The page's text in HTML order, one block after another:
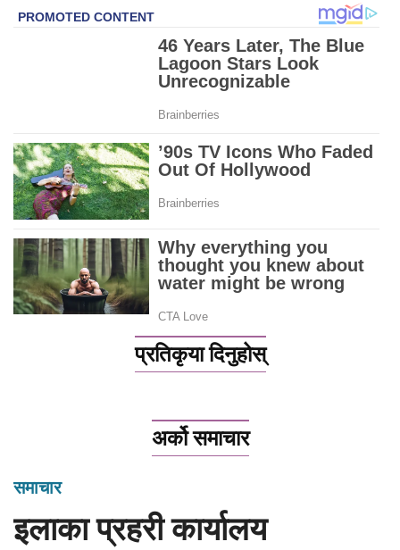
प्रतिकृया दिनुहोस्
अर्को समाचार
समाचार
इलाका प्रहरी कार्यालय